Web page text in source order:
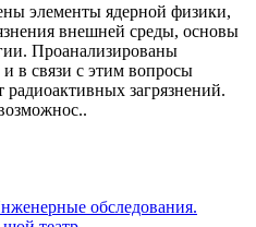
элементы ядерной физики,
внешней среды, основы
Проанализированы
в связи с этим вопросы
загрязнений.